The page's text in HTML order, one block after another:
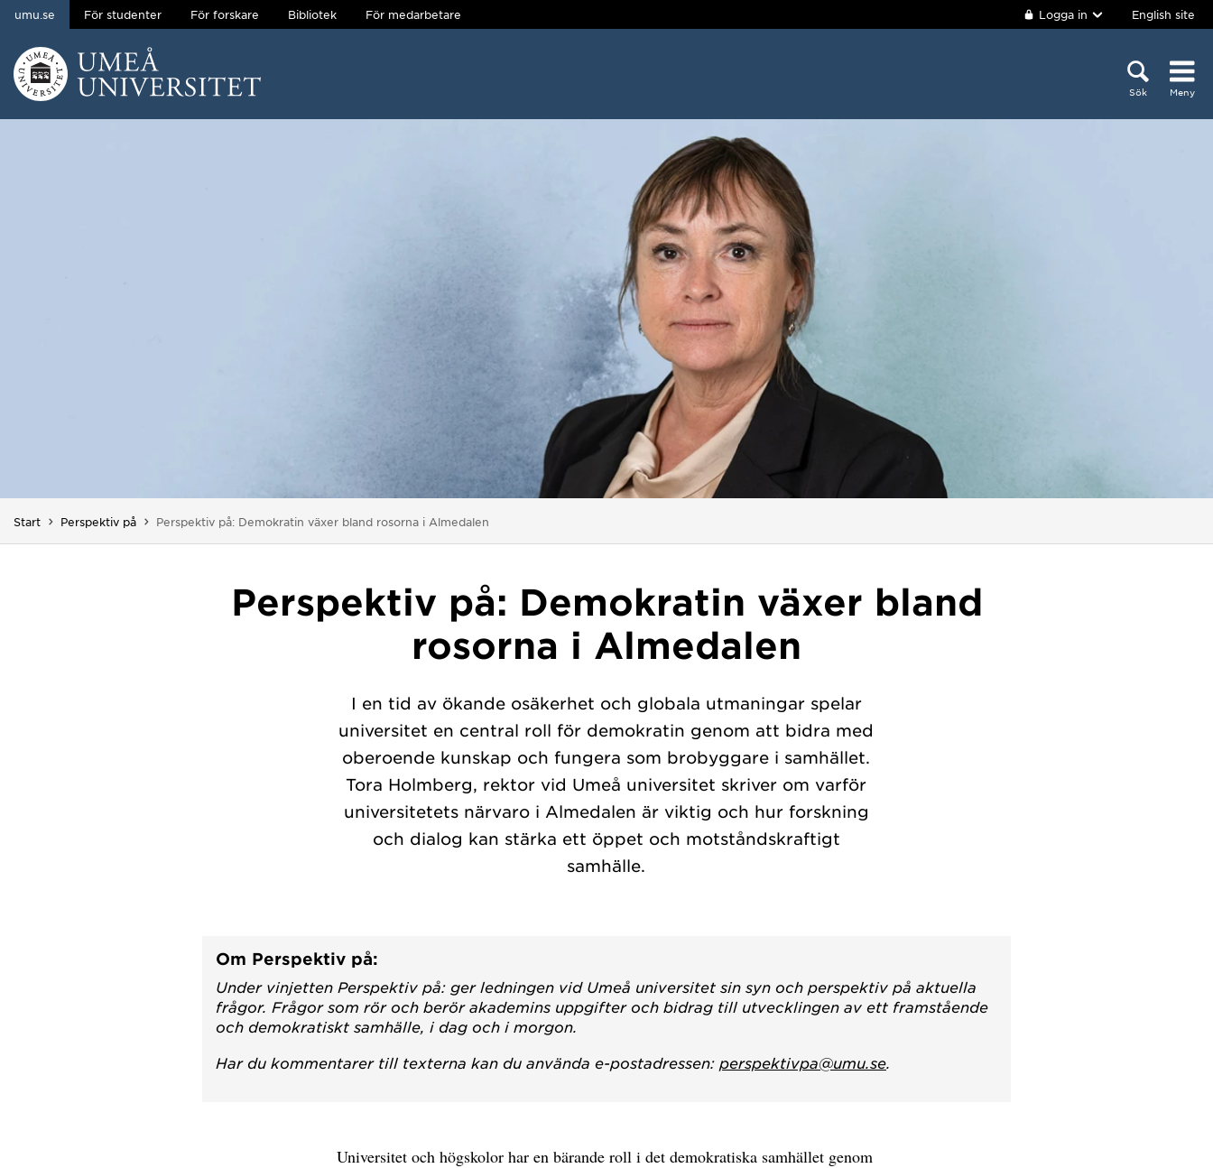
Hoppa direkt till innehållet
umu.se För studenter För forskare Bibliotek För medarbetare Logga in English site
Sök Meny
Start Perspektiv på Du är här:
Perspektiv på: Demokratin växer bland rosorna i Almedalen
Perspektiv på: Demokratin växer bland
rosorna i Almedalen
I en tid av ökande osäkerhet och globala utmaningar spelar
universitet en central roll för demokratin genom att bidra med
oberoende kunskap och fungera som brobyggare i samhället.
Tora Holmberg, rektor vid Umeå universitet skriver om varför
universitetets närvaro i Almedalen är viktig och hur forskning
och dialog kan stärka ett öppet och motståndskraftigt
samhälle.
Om Perspektiv på:
Under vinjetten Perspektiv på: ger ledningen vid Umeå universitet sin syn och perspektiv på aktuella
frågor. Frågor som rör och berör akademins uppgifter och bidrag till utvecklingen av ett framstående
och demokratiskt samhälle, i dag och i morgon.
Har du kommentarer till texterna kan du använda e-postadressen: perspektivpa@umu.se.
Universitet och högskolor har en bärande roll i det demokratiska samhället genom